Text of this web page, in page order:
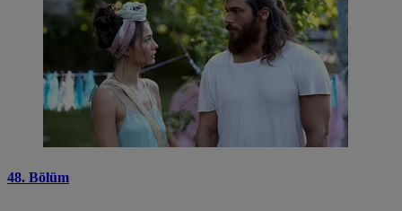
48. Bölüm